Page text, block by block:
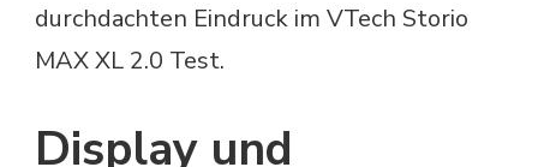
durchdachten Eindruck im VTech Storio
MAX XL 2.0 Test.
Display und